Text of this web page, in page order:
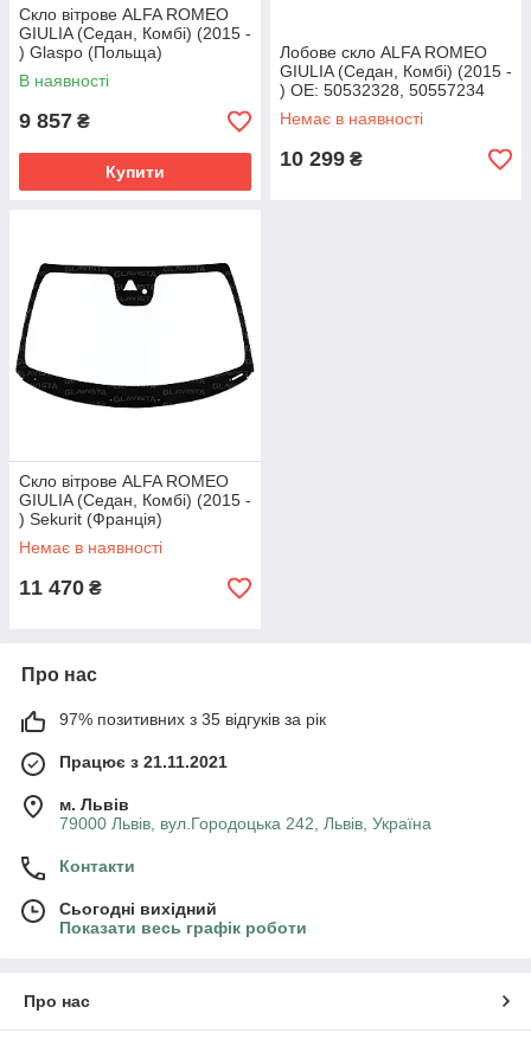
Скло вітрове ALFA ROMEO
GIULIA (Седан, Комбі) (2015 -
) Glaspo (Польща)
В наявності
9 857 ₴
Купити
Лобове скло ALFA ROMEO
GIULIA (Седан, Комбі) (2015 -
) OE: 50532328, 50557234
Немає в наявності
10 299 ₴
Скло вітрове ALFA ROMEO
GIULIA (Седан, Комбі) (2015 -
) Sekurit (Франція)
Немає в наявності
11 470 ₴
Про нас
97% позитивних з 35 відгуків за рік
Працює з 21.11.2021
м. Львів
79000 Львів, вул.Городоцька 242, Львів, Україна
Контакти
Сьогодні вихідний
Показати весь графік роботи
Про нас